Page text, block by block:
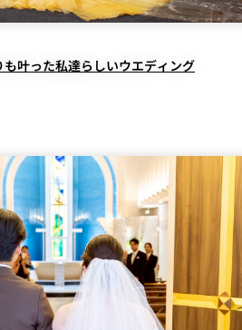
叶った私達らしいウエディング